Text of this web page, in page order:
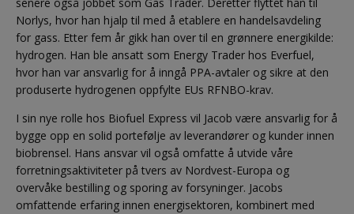
Norlys, hvor han hjalp til med å etablere en handelsavdeling
for gass. Etter fem år gikk han over til en grønnere energikilde:
hydrogen. Han ble ansatt som Energy Trader hos Everfuel,
hvor han var ansvarlig for å inngå PPA-avtaler og sikre at den
produserte hydrogenen oppfylte EUs RFNBO-krav.
I sin nye rolle hos Biofuel Express vil Jacob være ansvarlig for å
bygge opp en solid portefølje av leverandører og kunder innen
biobrensel. Hans ansvar vil også omfatte å utvide våre
forretningsaktiviteter på tvers av Nordvest-Europa og
overvåke bestilling og sporing av forsyninger. Jacobs
omfattende erfaring innen energisektoren, kombinert med